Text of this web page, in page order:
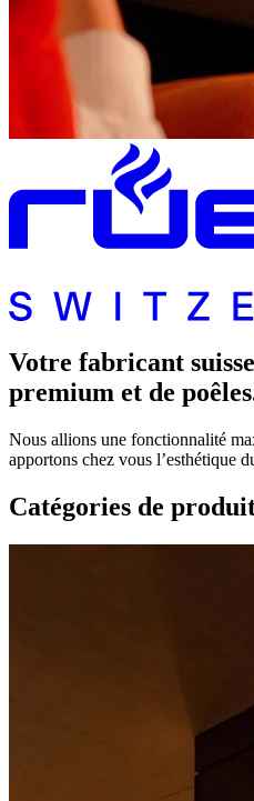
Votre fabricant
premium et de
Nous allions une fonctionnalité
apportons chez vous l’esthétique
Catégories de